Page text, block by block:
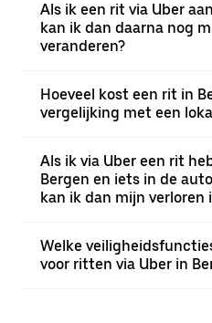
Als ik een rit via Uber
kan ik dan daarna nog
veranderen?
Hoeveel kost een rit in
vergelijking met een
Als ik via Uber een rit
Bergen en iets in de
kan ik dan mijn
Welke
voor ritten via Uber in